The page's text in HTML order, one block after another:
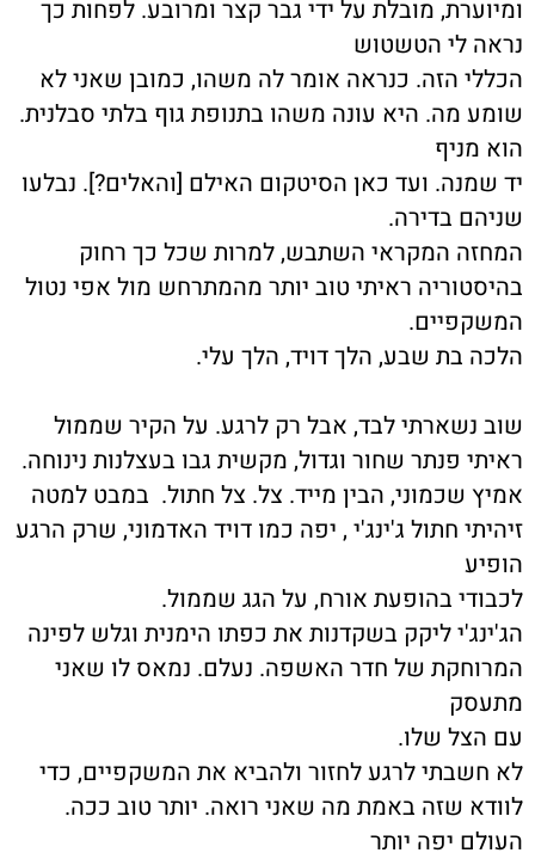
ומיוערת, מובלת על ידי גבר קצר ומרובע. לפחות כך
נראה לי הטשטוש
הכללי הזה. כנראה אומר לה משהו, כמובן שאני לא
שומע מה. היא עונה משהו בתנופת גוף בלתי סבלנית.
הוא מניף
יד שמנה. ועד כאן הסיטקום האילם [והאלים?]. נבלעו
שניהם בדירה.
המחזה המקראי השתבש, למרות שכל כך רחוק
בהיסטוריה ראיתי טוב יותר מהמתרחש מול אפי נטול
המשקפיים.
הלכה בת שבע, הלך דויד, הלך עלי.
שוב נשארתי לבד, אבל רק לרגע. על הקיר שממול
ראיתי פנתר שחור וגדול, מקשית גבו בעצלנות נינוחה.
אמיץ שכמוני, הבין מייד. צל. צל חתול. במבט למטה
זיהיתי חתול ג'ינג'י , יפה כמו דויד האדמוני, שרק הרגע
הופיע
לכבודי בהופעת אורח, על הגג שממול.
הג'ינג'י ליקק בשקדנות את כפתו הימנית וגלש לפינה
המרוחקת של חדר האשפה. נעלם. נמאס לו שאני
מתעסק
עם הצל שלו.
לא חשבתי לרגע לחזור ולהביא את המשקפיים, כדי
לוודא שזה באמת מה שאני רואה. יותר טוב ככה.
העולם יפה יותר